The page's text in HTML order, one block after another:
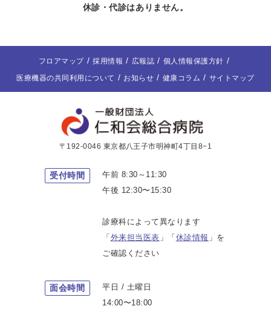
休診・代診はありません。
フロアマップ 採用情報 広報誌
個人情報保護方針
医療機器の共同利用について
お知らせ 健康コラム サイトマップ
〒192-0046 東京都八王子市明神町4丁目8−1
受付時間
午前 8:30～11:30
午後 12:30〜15:30
診療科によって異なります
「 外来担当医表 」「 休診情報 」を
ご確認ください
面会時間
平日 / 土曜日
14:00〜18:00